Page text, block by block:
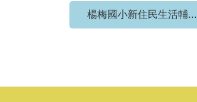
楊梅國小新住民生活輔...